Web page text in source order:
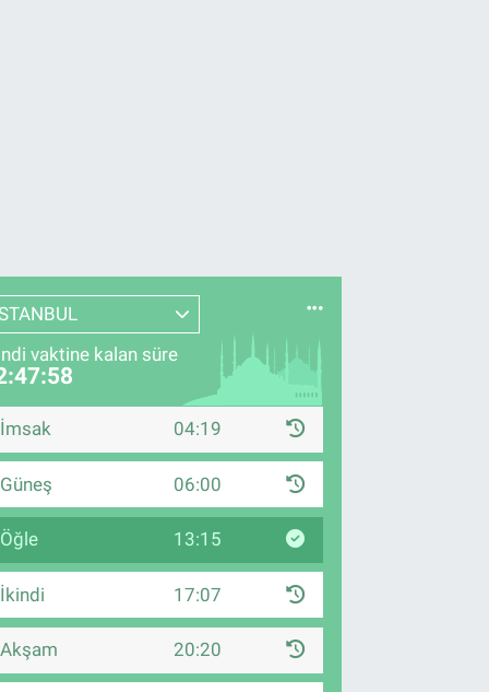
vaktine kalan süre
İmsak 04:19
Güneş 06:00
Öğle 13:15
İkindi 17:07
Akşam 20:20